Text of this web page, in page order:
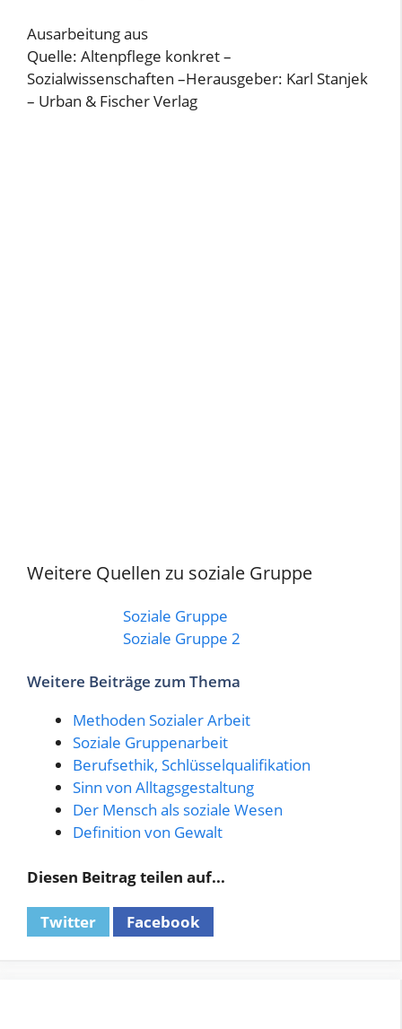
Ausarbeitung aus
Quelle: Altenpflege konkret –
Sozialwissenschaften –Herausgeber: Karl Stanjek
– Urban & Fischer Verlag
Weitere Quellen zu soziale Gruppe
Soziale Gruppe
Soziale Gruppe 2
Weitere Beiträge zum Thema
Methoden Sozialer Arbeit
Soziale Gruppenarbeit
Berufsethik, Schlüsselqualifikation
Sinn von Alltagsgestaltung
Der Mensch als soziale Wesen
Definition von Gewalt
Diesen Beitrag teilen auf...
Twitter Facebook